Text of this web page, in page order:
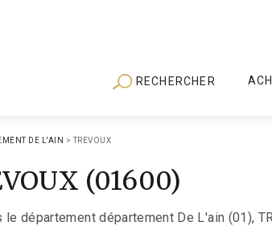
RECHERCHER
DE L'AIN >TREVOUX
(01600)
département département De L'ain (01),